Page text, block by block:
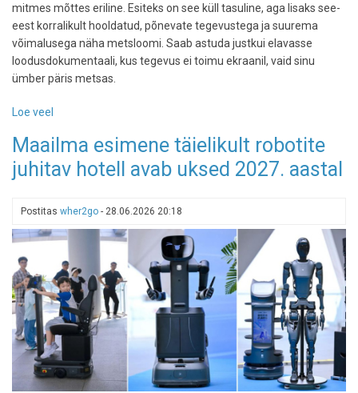
mitmes mõttes eriline. Esiteks on see küll tasuline, aga lisaks see-
eest korralikult hooldatud, põnevate tegevustega ja suurema
võimalusega näha metsloomi. Saab astuda justkui elavasse
loodusdokumentaali, kus tegevus ei toimu ekraanil, vaid sinu
ümber päris metsas.
Loe veel
avas
väravad
põnev
loodusrada
Maailma esimene täielikult robotite
juhitav hotell avab uksed 2027. aastal
Postitas wher2go - 28.06.2026 20:18